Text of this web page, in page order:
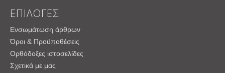
ΕΠΙΛΟΓΕΣ
Ενσωμάτωση άρθρων
Όροι & Προϋποθέσεις
Ορθόδοξες ιστοσελίδες
Σχετικά με μας